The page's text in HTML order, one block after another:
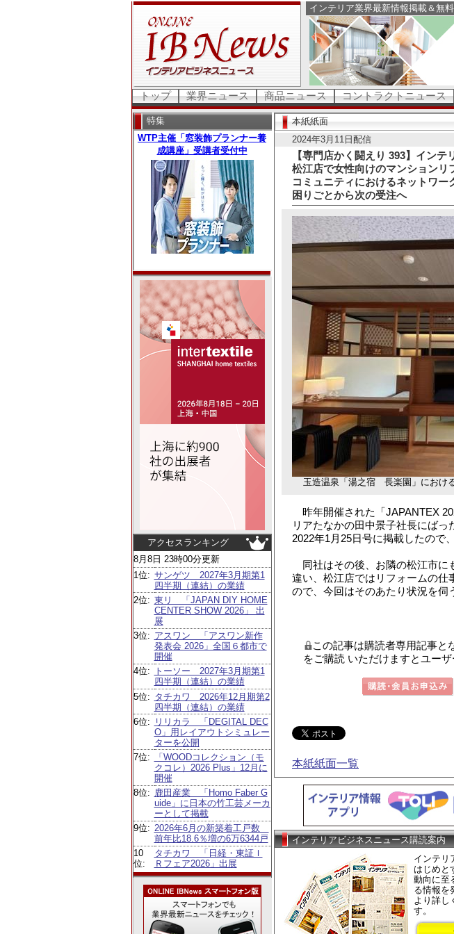
インテリア業界最新情報掲載＆無
トップ 業界ニュース 商品ニュース コントラクトニュース
特集
アクセスランキング
8月8日 23時00分更新
1位: サンゲツ 2027年3月期第1
四半期（連結）の業績
2位: 東リ 「JAPAN DIY HOME
CENTER SHOW 2026」 出
展
3位: アスワン 「アスワン新作
発表会 2026」全国６都市で
開催
4位:
トーソー 2027年3月期第1
四半期（連結）の業績
5位: タチカワ 2026年12月期第2
四半期（連結）の業績
6位:
リリカラ 「DEGITAL DEC
O」用レイアウトシミュレー
ターを公開
7位:
「WOODコレクション（モ
クコレ）2026 Plus」12月に
開催
8位: 鹿田産業 「Homo Faber G
uide」に日本の竹工芸メーカ
ーとして掲載
9位: 2026年6月の新築着工戸数
前年比18.6％増の6万6344戸
10
位:
タチカワ 「日経・東証Ｉ
Ｒフェア2026」出展
本紙紙面
2024年3月11日配信
【専門店かく闘えり 393】インテ
松江店で女性向けのマンションリ
コミュニティにおけるネットワー
困りごとから次の受注へ
玉造温泉「湯之宿 長楽園」におけ
昨年開催された「JAPANTEX
リアたなかの田中景子社長にばっ
2022年1月25日号に掲載したので
同社はその後、お隣の松江市に
違い、松江店ではリフォームの仕
ので、今回はそのあたり状況を伺
この記事は購読者専用記事と
をご購読 いただけますとユー
本紙紙面一覧
インテリアビジネスニュース購読案内
インテリ
はじめと
動向に至
る情報を
より詳し
す。